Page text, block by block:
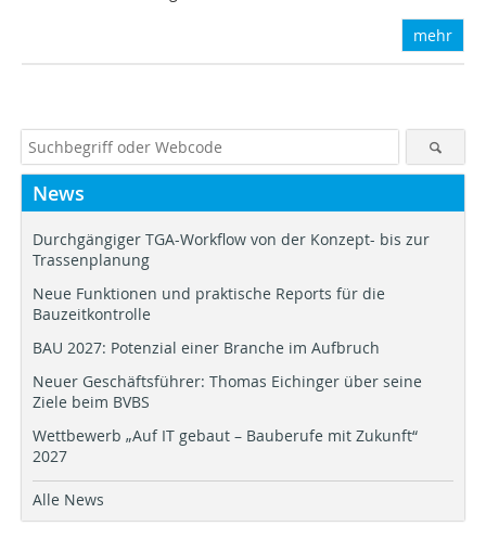
mehr
News
Durchgängiger TGA-Workflow von der Konzept- bis zur
Trassenplanung
Neue Funktionen und praktische Reports für die
Bauzeitkontrolle
BAU 2027: Potenzial einer Branche im Aufbruch
Neuer Geschäftsführer: Thomas Eichinger über seine
Ziele beim BVBS
Wettbewerb „Auf IT gebaut – Bauberufe mit Zukunft“
2027
Alle News